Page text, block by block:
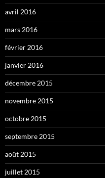
avril 2016
mars 2016
février 2016
janvier 2016
décembre 2015
novembre 2015
octobre 2015
septembre 2015
août 2015
juillet 2015